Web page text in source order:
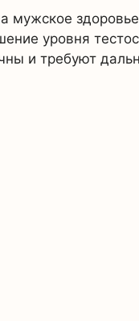
мужское
уровня
и требуют